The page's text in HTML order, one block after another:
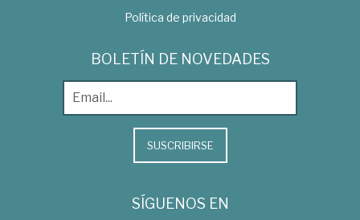
Política de privacidad
BOLETÍN DE NOVEDADES
SUSCRIBIRSE
SÍGUENOS EN